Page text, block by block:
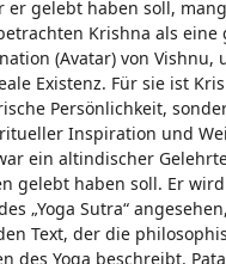
er gelebt haben soll,
Krishna als eine
(Avatar) von Vishnu,
Existenz. Für sie ist
Persönlichkeit,
Inspiration und
ein altindischer
gelebt haben soll. Er
„Yoga Sutra“
Text, der die
des Yoga beschreibt.